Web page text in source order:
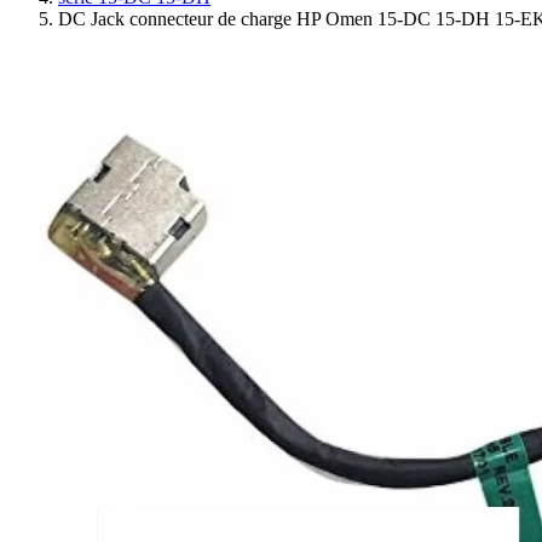
DC Jack connecteur de charge HP Omen 15-DC 15-DH 15-